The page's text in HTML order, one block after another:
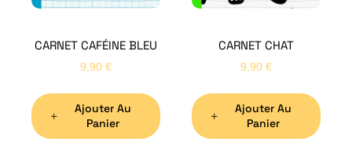
CARNET CAFÉINE BLEU
9,90 €
Ajouter Au
Panier
CARNET CHAT
9,90 €
Ajouter Au
Panier